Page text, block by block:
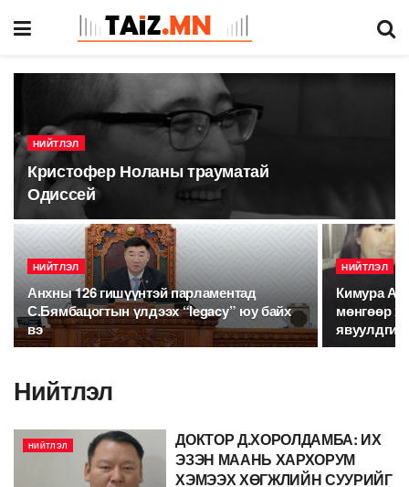
НИЙТЛЭЛ
Кристофер Ноланы трауматай
Одиссей
НИЙТЛЭЛ
Анхны 126 гишүүнтэй парламентад
С.Бямбацогтын үлдээх “legacy” юу байх
вэ
НИЙТЛЭЛ
Кимура
мөнгөөр
Нийтлэл
НИЙТЛЭЛ
ДОКТОР Д.ХОРОЛДАМБА: ИХ
ЭЗЭН МААНЬ ХАРХОРУМ
ХЭМЭЭХ ХӨГЖЛИЙН СУУРИЙГ